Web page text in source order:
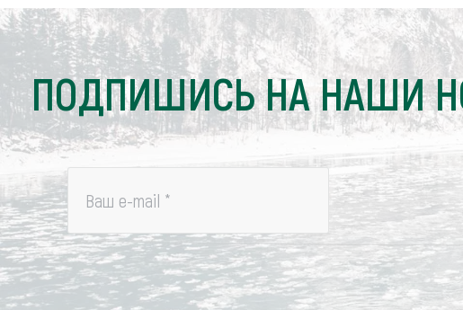
ПОДПИШИСЬ НА НАШИ
Ваш e-mail *